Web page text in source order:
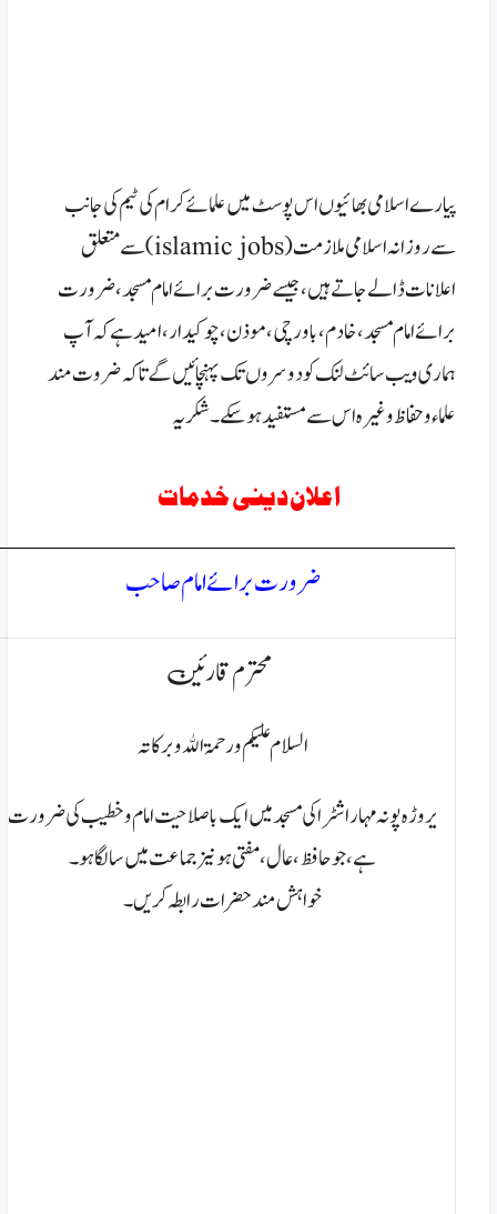
پیارے اسلامی بھائیوں اس پوسٹ میں علمائے کرام کی ٹیم کی جانب
سے روزانہ اسلامی ملازمت (islamic jobs)سے متعلق
اعلانات ڈالے جاتے ہیں، جیسے ضرورت برائے امام مسجد،ضرورت
برائے امام مسجد ، خادم ، باورچی ، موذن ،چوکیدار، امید ہے کہ آپ
ہماری ویب سائٹ لنک کو دوسروں تک پہنچائیں گے تاکہ ضروت مند
علماء و حفاظ وغیرہ اس سے مستفید ہوسکے۔ شکریہ
اعلان دینی خدمات
ضرورت برائے امام صاحب
محترم قارئین
السلام عليكم ورحمۃ الله وبركاتہ
یروڑہ پونہ مہاراشٹرا کی مسجد میں ایک باصلاحیت امام و خطیب کی ضرورت
ہے، جو حافظ،عال، مفتی ہو نیزجماعت میں سالگا ہو۔
خواہش مند حضرات رابطہ کریں۔